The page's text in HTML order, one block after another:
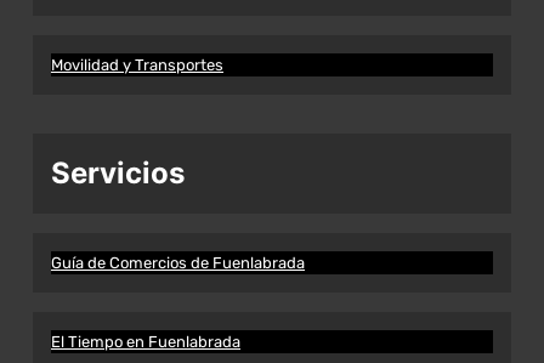
Movilidad y Transportes
Servicios
Guía de Comercios de Fuenlabrada
El Tiempo en Fuenlabrada